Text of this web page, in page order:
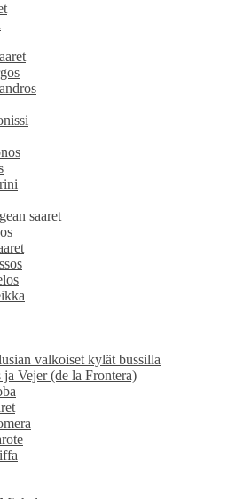
saaret
valkoiset kylät bussilla
ja Vejer (de la Frontera)